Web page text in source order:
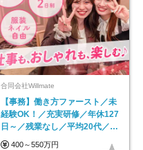
合同会社Willmate
【事務】働き方ファースト／未
経験OK！／充実研修／年休127
日～／残業なし／平均20代／リ
モートOK
400～550万円